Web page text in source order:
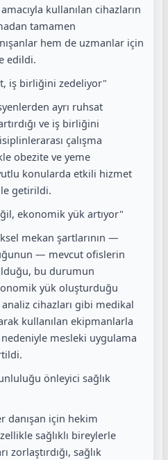
kullanılan cihazların
tamamen
hem de uzmanlar için
edildi.
iş birliğini zedeliyor"
ayrı ruhsat
ve iş birliğini
çalışma
obezite ve yeme
konularda etkili hizmet
getirildi.
ekonomik yük artıyor"
mekan şartlarının —
— mevcut ofislerin
bu durumun
yük oluşturduğu
cihazları gibi medikal
kullanılan ekipmanlarla
mesleki uygulama
önleyici sağlık
danışan için hekim
sağlıklı bireylerle
zorlaştırdığı, sağlık